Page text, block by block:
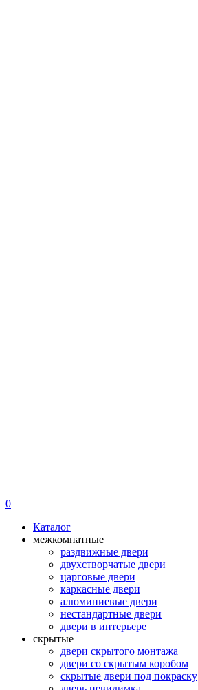
0
Каталог
межкомнатные
раздвижные двери
двухстворчатые двери
царговые двери
каркасные двери
алюминиевые двери
нестандартные двери
двери в интерьере
скрытые
двери скрытого монтажа
двери со скрытым коробом
скрытые двери под покраску